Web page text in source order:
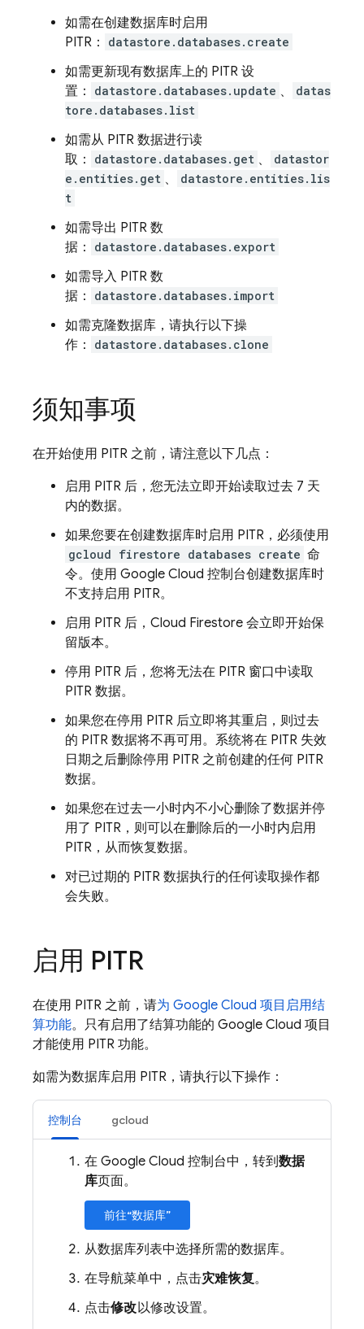
如需在创建数据库时启用
PITR：
datastore.databases.create
如需更新现有数据库上的 PITR 设
置：
datastore.databases.update 、
datas
tore.databases.list
如需从 PITR 数据进行读
取：
datastore.databases.get 、
datastor
e.entities.get 、
datastore.entities.lis
t
如需导出 PITR 数
据：
datastore.databases.export
如需导入 PITR 数
据：
datastore.databases.import
如需克隆数据库，请执行以下操
作：
datastore.databases.clone
须知事项
在开始使用 PITR 之前，请注意以下几点：
启用 PITR 后，您无法立即开始读取过去 7 天
内的数据。
如果您要在创建数据库时启用 PITR，必须使用
gcloud firestore databases create 命
令。使用 Google Cloud 控制台创建数据库时
不支持启用 PITR。
启用 PITR 后， Cloud Firestore 会立即开始保
留版本。
停用 PITR 后，您将无法在 PITR 窗口中读取
PITR 数据。
如果您在停用 PITR 后立即将其重启，则过去
的 PITR 数据将不再可用。系统将在 PITR 失效
日期之后删除停用 PITR 之前创建的任何 PITR
数据。
如果您在过去一小时内不小心删除了数据并停
用了 PITR，则可以在删除后的一小时内启用
PITR，从而恢复数据。
对已过期的 PITR 数据执行的任何读取操作都
会失败。
启用 PITR
在使用 PITR 之前，请为 Google Cloud 项目启用结
算功能。只有启用了结算功能的 Google Cloud 项目
才能使用 PITR 功能。
如需为数据库启用 PITR，请执行以下操作：
控制台 gcloud
在 Google Cloud 控制台中，转到数据
库页面。
前往“数据库”
从数据库列表中选择所需的数据库。
在导航菜单中，点击灾难恢复。
点击修改以修改设置。